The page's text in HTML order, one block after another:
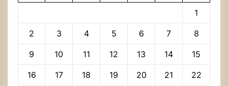
1
2 3 4 5 6 7 8
9 10 11 12 13 14 15
16 17 18 19 20 21 22